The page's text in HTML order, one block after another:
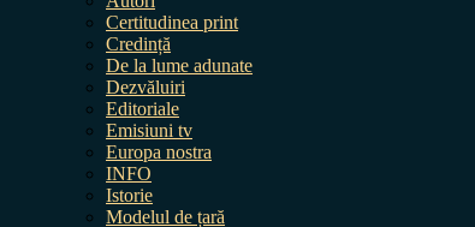
Certitudinea print
Credință
De la lume adunate
Dezvăluiri
Editoriale
Emisiuni tv
Europa nostra
INFO
Istorie
Modelul de țară